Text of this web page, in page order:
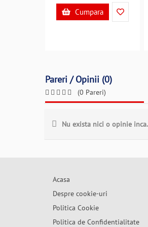
Cumpara
Pareri / Opinii (0)
(0 Pareri)
Nu exista nici o opinie
Acasa
Despre cookie-uri
Politica Cookie
Politica de Confidentialitate